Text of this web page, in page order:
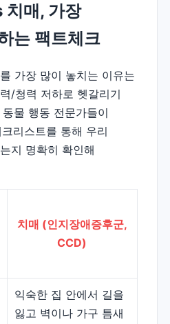
치매, 가장
는 팩트체크
가장 많이 놓치는 이유는
/청력 저하로 헷갈리기
물 행동 전문가들이
리스트를 통해 우리
지 명확히 확인해
치매 (인지장애증후군,
CCD)
익숙한 집 안에서 길을
잃고 벽이나 가구 틈새